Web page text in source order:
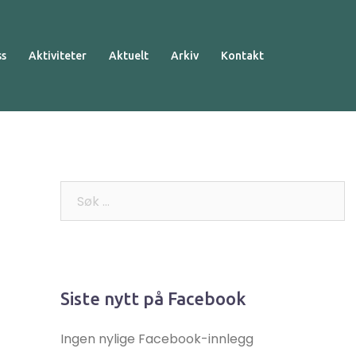
Aktiviteter Aktuelt Arkiv Kontakt
Siste nytt på Facebook
Ingen nylige Facebook-innlegg